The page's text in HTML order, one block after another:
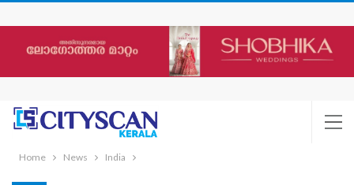
Home News India